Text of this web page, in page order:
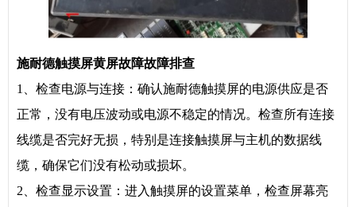
施耐德触摸屏黄屏故障故障排查
1、检查电源与连接：确认施耐德触摸屏的电源供应是否
正常，没有电压波动或电源不稳定的情况。检查所有连接
线缆是否完好无损，特别是连接触摸屏与主机的数据线
缆，确保它们没有松动或损坏。
2、检查显示设置：进入触摸屏的设置菜单，检查屏幕亮